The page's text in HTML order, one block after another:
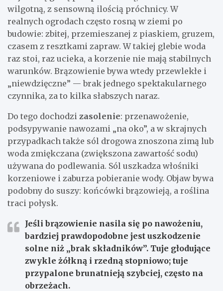
wilgotną, z sensowną ilością próchnicy. W
realnych ogrodach często rosną w ziemi po
budowie: zbitej, przemieszanej z piaskiem, gruzem,
czasem z resztkami zapraw. W takiej glebie woda
raz stoi, raz ucieka, a korzenie nie mają stabilnych
warunków. Brązowienie bywa wtedy przewlekłe i
„niewdzięczne” — brak jednego spektakularnego
czynnika, za to kilka słabszych naraz.
Do tego dochodzi zasolenie: przenawożenie,
podsypywanie nawozami „na oko”, a w skrajnych
przypadkach także sól drogowa znoszona zimą lub
woda zmiękczana (zwiększona zawartość sodu)
używana do podlewania. Sól uszkadza włośniki
korzeniowe i zaburza pobieranie wody. Objaw bywa
podobny do suszy: końcówki brązowieją, a roślina
traci połysk.
Jeśli brązowienie nasila się po nawożeniu,
bardziej prawdopodobne jest uszkodzenie
solne niż „brak składników”. Tuje głodujące
zwykle żółkną i rzedną stopniowo; tuje
przypalone brunatnieją szybciej, często na
obrzeżach.